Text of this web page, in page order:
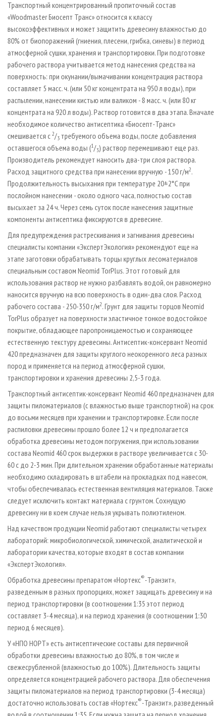
Транспортный концентрированный пропиточный состав
«Woodmaster Биосепт Транс» относится к классу
высокоэффективных и может защитить древесину влажностью до
80% от биопоражений (гниения, плесени, грибка, синевы) в период
атмосферной сушки, хранения и транспортировки. При подготовке
рабочего раствора учитывается метод нанесения средства на
поверхность: при окунании/вымачивании концентрация раствора
составляет 5 масс. ч. (или 50 кг концентрата на 950 л воды), при
распылении, нанесении кистью или валиком - 8 масс. ч. (или 80 кг
концентрата на 920 л воды). Раствор готовится в два этапа. Вначале
необходимое количество антисептика «Биосепт-Транс»
смешивается с 2/3 требуемого объема воды, после добавления
оставшегося объема воды (1/3) раствор перемешивают еще раз.
Производитель рекомендует наносить два-три слоя раствора.
Расход защитного средства при нанесении вручную - 150 г/м2.
Продолжительность высыхания при температуре 20±2°С при
послойном нанесении - около одного часа, полностью состав
высыхает за 24 ч. Через семь суток после нанесения защитные
компоненты антисептика фиксируются в древесине.
Для предупреждения растрескивания и загнивания древесины
специалисты компании «ЭкспертЭкология» рекомендуют еще на
этапе заготовки обрабатывать торцы круглых лесоматериалов
специальным составом Neomid TorPlus. Этот готовый для
использования раствор не нужно разбавлять водой, он равномерно
наносится вручную на всю поверхность в один-два слоя. Расход
рабочего состава - 250-350 г/м2. Грунт для защиты торцов Neomid
TorPlus образует на поверхности эластичное тонкое водостойкое
покрытие, обладающее паропроницаемостью и сохраняющее
естественную текстуру древесины. Антисептик-консервант Neomid
420 предназначен для защиты круглого неокоренного леса разных
пород и применяется на период атмосферной сушки,
транспортировки и хранения древесины 2,5-3 года.
Транспортный антисептик-консервант Neomid 460 предназначен для
защиты пиломатериалов (с влажностью выше транспортной) на срок
до восьми месяцев при хранении и транспортировке. Если после
распиловки древесины прошло более 12 ч и предполагается
обработка древесины методом погружения, при использовании
состава Neomid 460 срок выдержки в растворе увеличивается с 30-
60 с до 2-3 мин. При длительном хранении обработанные материалы
необходимо складировать в штабели на прокладках под навесом,
чтобы обеспечивалась естественная вентиляция материалов. Также
следует исключить контакт материала с грунтом. Сохнущую
древесину ни в коем случае нельзя укрывать полиэтиленом.
Над качеством продукции Neomid работают специалисты четырех
лабораторий: микробиологической, химической, аналитической и
лаборатории качества, которые входят в состав компании
«ЭкспертЭкология».
Обработка древесины препаратом «Нортекс®-Транзит»,
разведенным в разных пропорциях, может защищать древесину и на
период транспортировки (в соотношении 1:35 этот период
составляет 3-4 месяца), и на период хранения (в соотношении 1:30
период 6 месяцев).
У «НПО НОРТ» есть антисептические составы для первичной
обработки древесины влажностью до 80%, в том числе и
свежесрубленной (влажностью до 100%). Длительность защиты
определяется концентрацией рабочего раствора. Для обеспечения
защиты пиломатериалов на период транспортировки (3-4 месяца)
достаточно использовать состав «Нортекс®-Транзит», разведенный